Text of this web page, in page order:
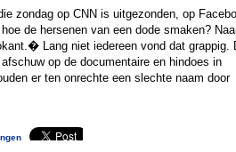
zondag op CNN is uitgezonden, op
de hersenen van een dode smaken?
Lang niet iedereen vond dat grappig.
op de documentaire en hindoes in
er ten onrechte een slechte naam door